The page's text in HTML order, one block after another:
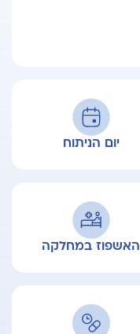
יום הניתוח
האשפוז במחלקה